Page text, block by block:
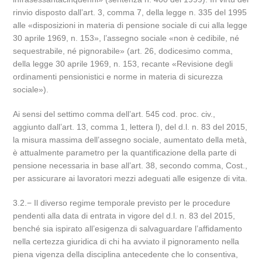
rinvio disposto dall’art. 3, comma 7, della legge n. 335 del 1995
alle «disposizioni in materia di pensione sociale di cui alla legge
30 aprile 1969, n. 153», l’assegno sociale «non è cedibile, né
sequestrabile, né pignorabile» (art. 26, dodicesimo comma,
della legge 30 aprile 1969, n. 153, recante «Revisione degli
ordinamenti pensionistici e norme in materia di sicurezza
sociale»).
Ai sensi del settimo comma dell’art. 545 cod. proc. civ.,
aggiunto dall’art. 13, comma 1, lettera l), del d.l. n. 83 del 2015,
la misura massima dell’assegno sociale, aumentato della metà,
è attualmente parametro per la quantificazione della parte di
pensione necessaria in base all’art. 38, secondo comma, Cost.,
per assicurare ai lavoratori mezzi adeguati alle esigenze di vita.
3.2.− Il diverso regime temporale previsto per le procedure
pendenti alla data di entrata in vigore del d.l. n. 83 del 2015,
benché sia ispirato all’esigenza di salvaguardare l’affidamento
nella certezza giuridica di chi ha avviato il pignoramento nella
piena vigenza della disciplina antecedente che lo consentiva,